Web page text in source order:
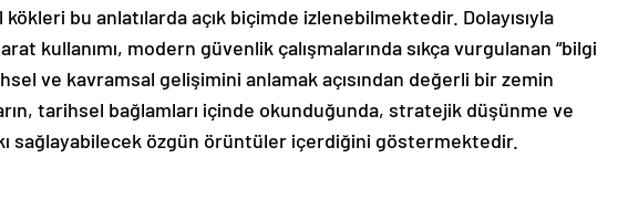
bu anlatılarda açık biçimde izlenebilmektedir. Dolayısıyla
kullanımı, modern güvenlik çalışmalarında sıkça vurgulanan “bilgi
ve kavramsal gelişimini anlamak açısından değerli bir zemin
tarihsel bağlamları içinde okunduğunda, stratejik düşünme ve
sağlayabilecek özgün örüntüler içerdiğini göstermektedir.